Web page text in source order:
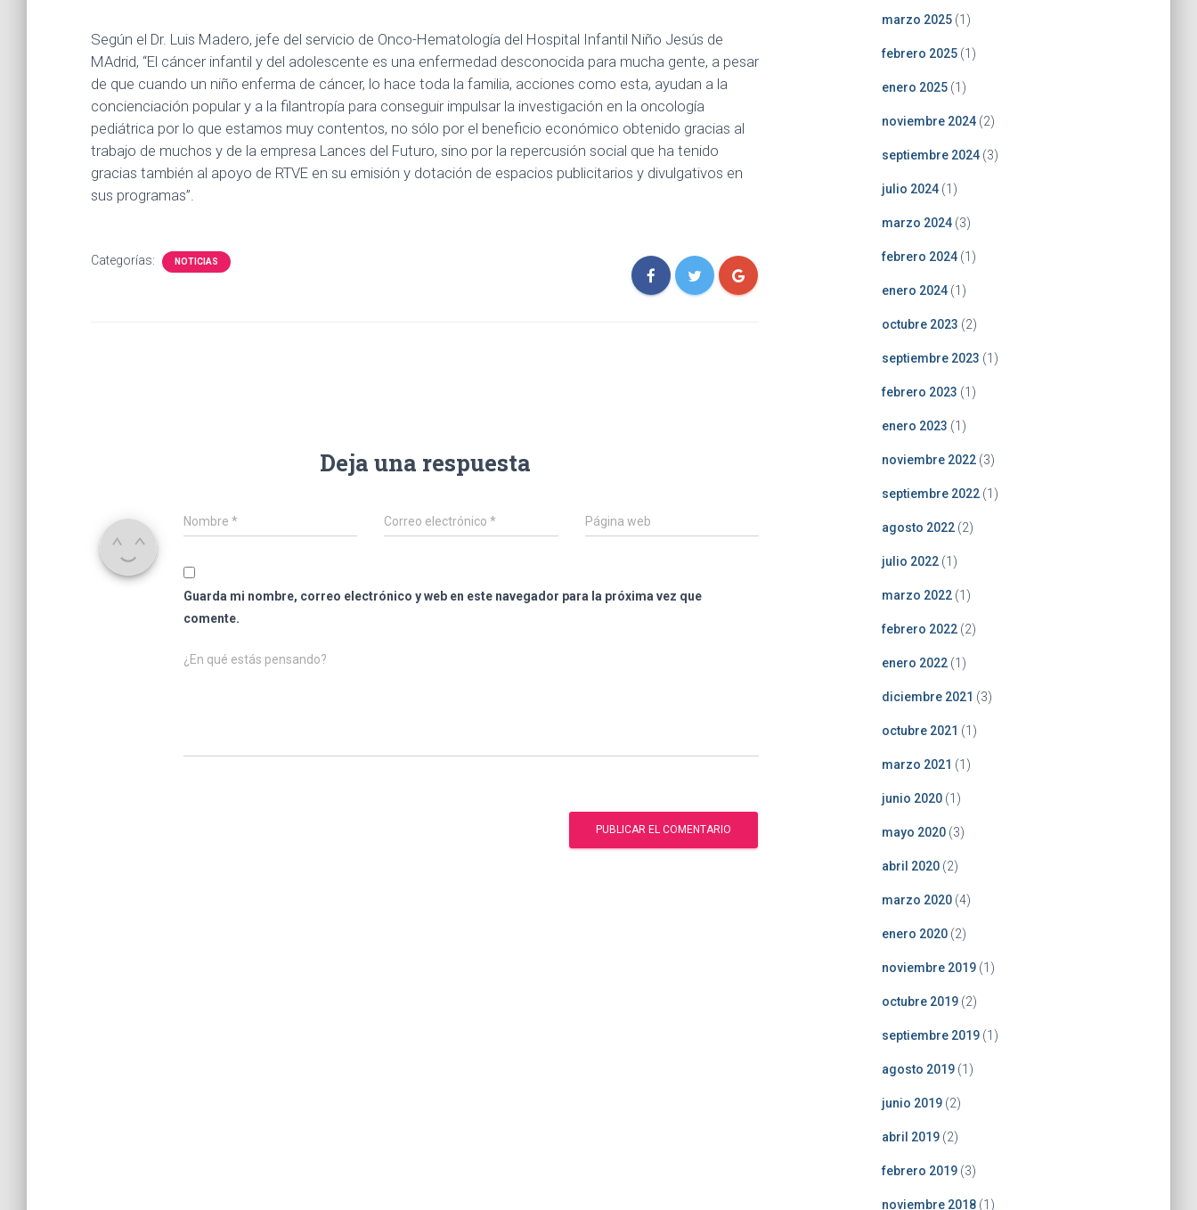
Según el Dr. Luis Madero, jefe del servicio de Onco-Hematología del Hospital Infantil Niño Jesús de
MAdrid, “El cáncer infantil y del adolescente es una enfermedad desconocida para mucha gente, a pesar
de que cuando un niño enferma de cáncer, lo hace toda la familia, acciones como esta, ayudan a la
concienciación popular y a la filantropía para conseguir impulsar la investigación en la oncología
pediátrica por lo que estamos muy contentos, no sólo por el beneficio económico obtenido gracias al
trabajo de muchos y de la empresa Lances del Futuro, sino por la repercusión social que ha tenido
gracias también al apoyo de RTVE en su emisión y dotación de espacios publicitarios y divulgativos en
sus programas”.
Categorías: NOTICIAS
Deja una respuesta
Nombre * Correo electrónico* Página web
Guarda mi nombre, correo electrónico y web en este navegador para la próxima vez que
comente.
¿En qué estás pensando?
marzo 2025(1)
febrero 2025(1)
enero 2025(1)
noviembre 2024(2)
septiembre 2024(3)
julio 2024(1)
marzo 2024(3)
febrero 2024(1)
enero 2024(1)
octubre 2023 (2)
septiembre 2023 (1)
febrero 2023 (1)
enero 2023 (1)
noviembre 2022(3)
septiembre 2022(1)
agosto 2022(2)
julio 2022(1)
marzo 2022(1)
febrero 2022(2)
enero 2022(1)
diciembre 2021 (3)
octubre 2021 (1)
marzo 2021 (1)
junio 2020(1)
mayo 2020(3)
abril 2020(2)
marzo 2020(4)
enero 2020(2)
noviembre 2019(1)
octubre 2019(2)
septiembre 2019(1)
agosto 2019(1)
junio 2019(2)
abril 2019(2)
febrero 2019(3)
noviembre 2018(1)